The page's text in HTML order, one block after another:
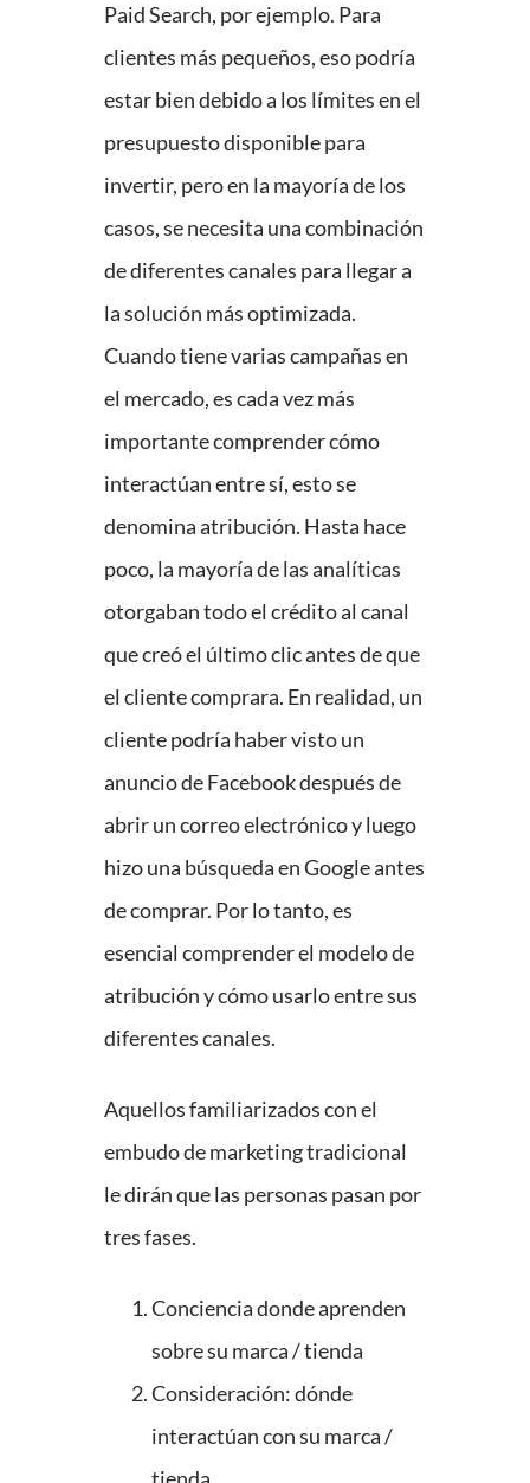
Paid Search, por ejemplo. Para
clientes más pequeños, eso podría
estar bien debido a los límites en el
presupuesto disponible para
invertir, pero en la mayoría de los
casos, se necesita una combinación
de diferentes canales para llegar a
la solución más optimizada.
Cuando tiene varias campañas en
el mercado, es cada vez más
importante comprender cómo
interactúan entre sí, esto se
denomina atribución. Hasta hace
poco, la mayoría de las analíticas
otorgaban todo el crédito al canal
que creó el último clic antes de que
el cliente comprara. En realidad, un
cliente podría haber visto un
anuncio de Facebook después de
abrir un correo electrónico y luego
hizo una búsqueda en Google antes
de comprar. Por lo tanto, es
esencial comprender el modelo de
atribución y cómo usarlo entre sus
diferentes canales.
Aquellos familiarizados con el
embudo de marketing tradicional
le dirán que las personas pasan por
tres fases.
Conciencia donde aprenden
sobre su marca / tienda
Consideración: dónde
interactúan con su marca /